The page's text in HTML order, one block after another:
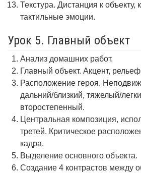
Текстура. Дистанция к объекту,
тактильные эмоции.
Урок 5. Главный объект
Анализ домашних работ.
Главный объект. Акцент,
Расположение героя.
дальний/близкий, тяжелый/
второстепенный.
Центральная композиция,
третей. Критическое
кадра.
Выделение основного объекта.
Создание 4 контрастов между